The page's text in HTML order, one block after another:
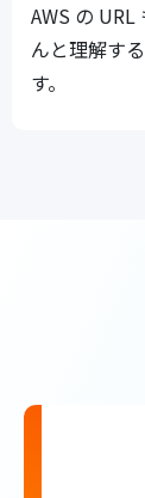
AWS の URL
んと理解す
す。